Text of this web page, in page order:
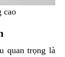
cao
quan trọng là